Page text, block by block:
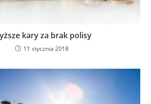
kary za brak polisy
11 stycznia 2018